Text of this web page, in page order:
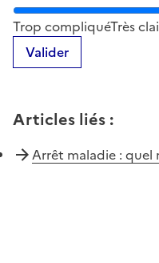
Notez la clarté du
Trop compliquéTrès
Valider
Articles liés :
Arrêt maladie : quel